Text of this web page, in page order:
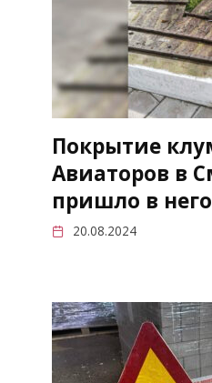
Покрытие
Авиаторов в
пришло в
20.08.2024